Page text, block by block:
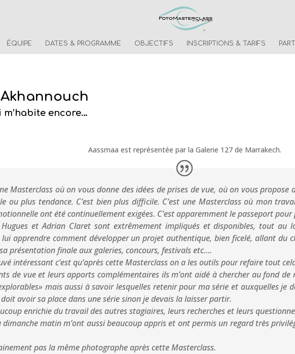
ÉQUIPE DATES & PROGRAMME OBJECTIFS INSCRIPTIONS & TARIFS
m’habite encore…
Aassmaa est représentée par la Galerie 127 de Marrakech.
Masterclass où on vous donne des idées de prises de vue, où on vous
ou plus tendance. C’est bien plus difficile. C’est une Masterclass où mon
ont été continuellement exigées. C’est apparemment le passeport
Hugues et Adrian Claret sont extrêmement impliqués et disponibles, tout au
apprendre comment développer un projet authentique, bien ficelé, allant du
présentation finale aux galeries, concours, festivals etc….
intéressant c’est qu’après cette Masterclass on a les outils pour refaire tout
de vue et leurs apports complémentaires ils m’ont aidé à chercher au fond
mais aussi à savoir lesquelles retenir pour ma série et auxquelles je
avoir sa place dans une série sinon je devais la laisser partir.
enrichie du travail des autres stagiaires, leurs recherches et leurs
dimanche matin m’ont aussi beaucoup appris et ont permis un regard très
pas la même photographe après cette Masterclass.